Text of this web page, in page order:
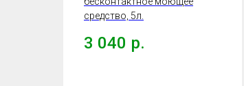
средство, 5л.
3 040 р.